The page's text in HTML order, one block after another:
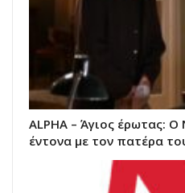
ALPHA – Άγιος έρωτας:
έντονα με τον πατέρα